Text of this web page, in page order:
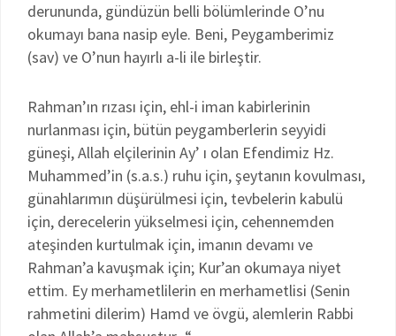
derununda, gündüzün belli bölümlerinde O’nu
okumayı bana nasip eyle. Beni, Peygamberimiz
(sav) ve O’nun hayırlı a-li ile birleştir.
Rahman’ın rızası için, ehl-i iman kabirlerinin
nurlanması için, bütün peygamberlerin seyyidi
güneşi, Allah elçilerinin Ay’ ı olan Efendimiz Hz.
Muhammed’in (s.a.s.) ruhu için, şeytanın kovulması,
günahlarımın düşürülmesi için, tevbelerin kabulü
için, derecelerin yükselmesi için, cehennemden
ateşinden kurtulmak için, imanın devamı ve
Rahman’a kavuşmak için; Kur’an okumaya niyet
ettim. Ey merhametlilerin en merhametlisi (Senin
rahmetini dilerim) Hamd ve övgü, alemlerin Rabbi